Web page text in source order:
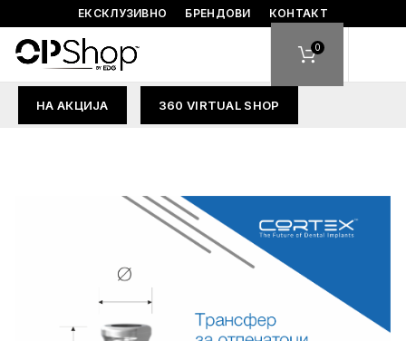
ЕКСКЛУЗИВНО БРЕНДОВИ КОНТАКТ
0
НА АКЦИЈА 360 VIRTUAL SHOP